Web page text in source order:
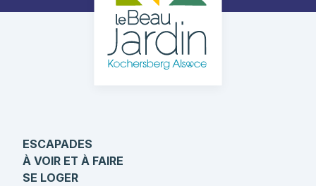
ESCAPADES
À VOIR ET À FAIRE
SE LOGER